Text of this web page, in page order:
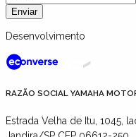
Enviar
Desenvolvimento
RAZÃO SOCIAL YAMAHA
Estrada Velha de Itu, 1045,